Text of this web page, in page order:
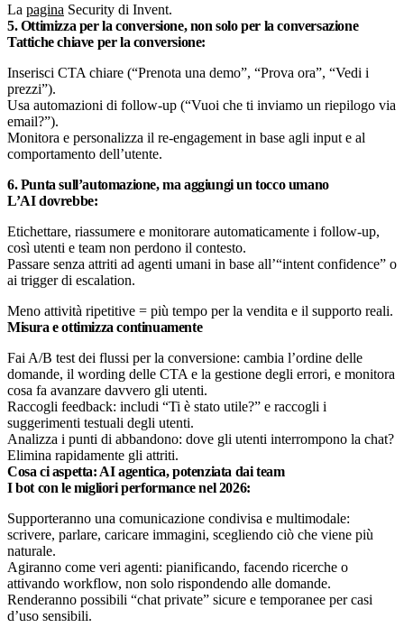
La pagina Security di Invent.
5. Ottimizza per la conversione, non solo per la conversazione
Tattiche chiave per la conversione:
Inserisci CTA chiare (“Prenota una demo”, “Prova ora”, “Vedi i
prezzi”).
Usa automazioni di follow-up (“Vuoi che ti inviamo un riepilogo via
email?”).
Monitora e personalizza il re-engagement in base agli input e al
comportamento dell’utente.
6. Punta sull’automazione, ma aggiungi un tocco umano
L’AI dovrebbe:
Etichettare, riassumere e monitorare automaticamente i follow-up,
così utenti e team non perdono il contesto.
Passare senza attriti ad agenti umani in base all’“intent confidence” o
ai trigger di escalation.
Meno attività ripetitive = più tempo per la vendita e il supporto reali.
Misura e ottimizza continuamente
Fai A/B test dei flussi per la conversione: cambia l’ordine delle
domande, il wording delle CTA e la gestione degli errori, e monitora
cosa fa avanzare davvero gli utenti.
Raccogli feedback: includi “Ti è stato utile?” e raccogli i
suggerimenti testuali degli utenti.
Analizza i punti di abbandono: dove gli utenti interrompono la chat?
Elimina rapidamente gli attriti.
Cosa ci aspetta: AI agentica, potenziata dai team
I bot con le migliori performance nel 2026:
Supporteranno una comunicazione condivisa e multimodale:
scrivere, parlare, caricare immagini, scegliendo ciò che viene più
naturale.
Agiranno come veri agenti: pianificando, facendo ricerche o
attivando workflow, non solo rispondendo alle domande.
Renderanno possibili “chat private” sicure e temporanee per casi
d’uso sensibili.